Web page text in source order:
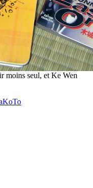
moins seul, et Ke Wen